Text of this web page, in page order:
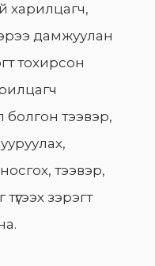
харилцагч,
дамжуулан
тохирсон
болгон тээвэр,
тээвэр,
зэрэгт